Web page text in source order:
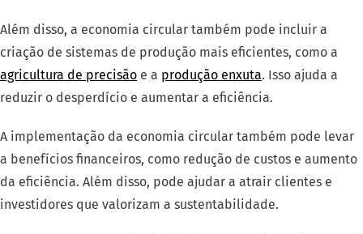
Além disso, a economia circular também pode incluir a
criação de sistemas de produção mais eficientes, como a
agricultura de precisão e a produção enxuta. Isso ajuda a
reduzir o desperdício e aumentar a eficiência.
A implementação da economia circular também pode levar
a benefícios financeiros, como redução de custos e aumento
da eficiência. Além disso, pode ajudar a atrair clientes e
investidores que valorizam a sustentabilidade.